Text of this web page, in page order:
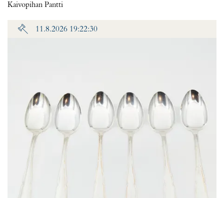
Kaivopihan Pantti
11.8.2026 19:22:30